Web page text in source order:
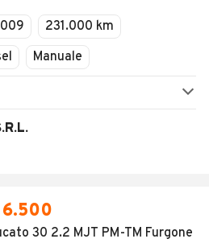
231.000 km
Manuale
30 2.2 MJT PM-TM Furgone